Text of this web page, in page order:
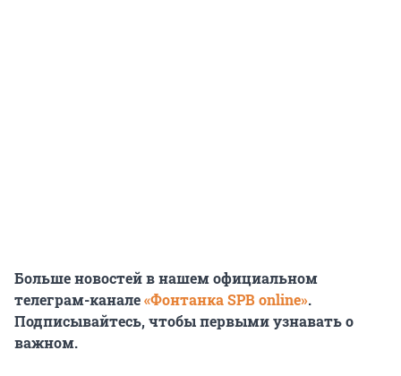
Больше новостей в нашем официальном
телеграм-канале«Фонтанка SPB online».
Подписывайтесь, чтобы первыми узнавать о
важном.